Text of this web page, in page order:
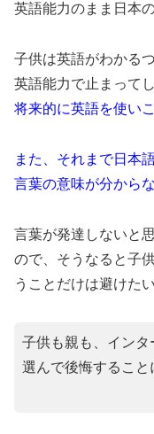
英語能力のまま日本
子供は英語がわかる
英語能力で止まって
将来的に英語を使い
また、それまで日本
言葉の意味が分から
言葉が発達しないと
ので、そうなると子
うことだけは避けた
子供も親も、イン
選んで後悔するこ